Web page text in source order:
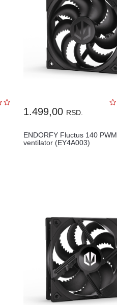
1.499,00 RSD.
ENDORFY Fluctus 140 PWM
ventilator (EY4A003)